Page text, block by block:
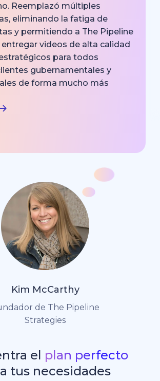
Reemplazó múltiples
eliminando la fatiga de
y permitiendo a The Pipeline
videos de alta calidad
para todos
gubernamentales y
de forma mucho más
Kim McCarthy
de The Pipeline
Strategies
el plan perfecto
tus necesidades